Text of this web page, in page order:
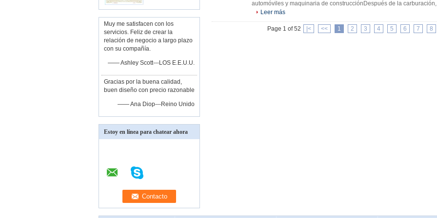
Muy me satisfacen con los
servicios. Feliz de crear la
relación de negocio a largo plazo
con su compañía.
—— Ashley Scott---LOS E.E.U.U.
Gracias por la buena calidad,
buen diseño con precio razonable
—— Ana Diop---Reino Unido
Estoy en línea para chatear ahora
automóviles y maquinaria de construcciónDespués de la
Leer más
Page 1 of 52 |< << 1 2 3 4 5 6 7 8